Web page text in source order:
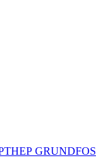
GRUNDFOS